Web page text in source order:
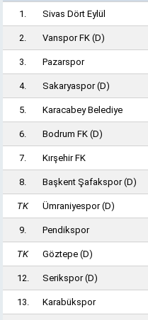
1. Sivas Dört Eylül
2. Vanspor FK (D)
3. Pazarspor
4. Sakaryaspor(D)
5. Karacabey Belediye
6. Bodrum FK (D)
7. Kırşehir FK
8. Başkent Şafakspor(D)
TK Ümraniyespor(D)
9. Pendikspor
TK Göztepe (D)
12. Serikspor(D)
13. Karabükspor